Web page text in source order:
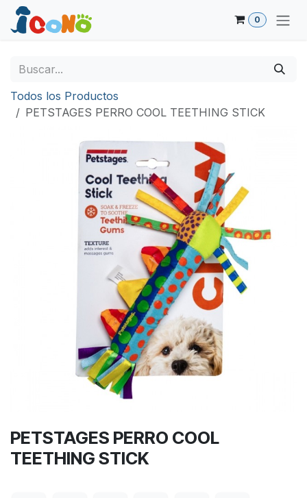
Ir al contenido
0
Todos los Productos
PETSTAGES PERRO COOL TEETHING STICK
PETSTAGES PERRO COOL
TEETHING STICK